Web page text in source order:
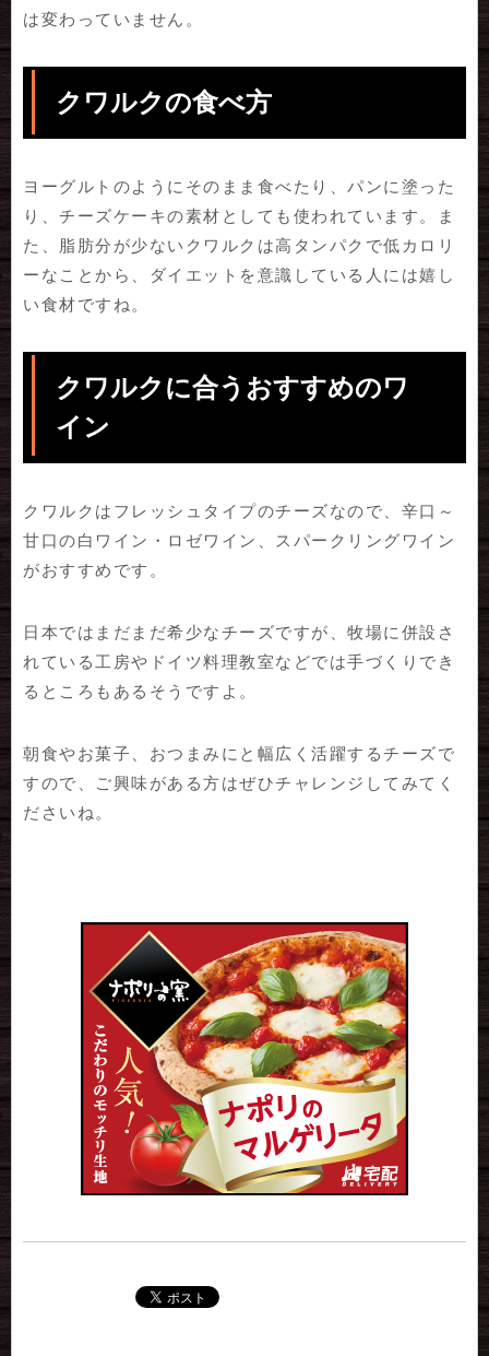
は変わっていません。
クワルクの食べ方
ヨーグルトのようにそのまま食べたり、パンに塗った
り、チーズケーキの素材としても使われています。ま
た、脂肪分が少ないクワルクは高タンパクで低カロリ
ーなことから、ダイエットを意識している人には嬉し
い食材ですね。
クワルクに合うおすすめのワ
イン
クワルクはフレッシュタイプのチーズなので、辛口～
甘口の白ワイン・ロゼワイン、スパークリングワイン
がおすすめです。
日本ではまだまだ希少なチーズですが、牧場に併設さ
れている工房やドイツ料理教室などでは手づくりでき
るところもあるそうですよ。
朝食やお菓子、おつまみにと幅広く活躍するチーズで
すので、ご興味がある方はぜひチャレンジしてみてく
ださいね。